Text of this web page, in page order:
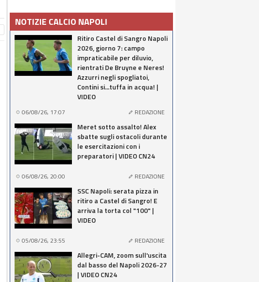
NOTIZIE CALCIO NAPOLI
Ritiro Castel di Sangro Napoli
2026, giorno 7: campo
impraticabile per diluvio,
rientrati De Bruyne e Neres!
Azzurri negli spogliatoi,
Contini si...tuffa in acqua! |
VIDEO
06/08/26, 17:07 REDAZIONE
Meret sotto assalto! Alex
sbatte sugli ostacoli durante
le esercitazioni con i
preparatori | VIDEO CN24
06/08/26, 20:00 REDAZIONE
SSC Napoli: serata pizza in
ritiro a Castel di Sangro! E
arriva la torta col "100" |
VIDEO
05/08/26, 23:55 REDAZIONE
Allegri-CAM, zoom sull'uscita
dal basso del Napoli 2026-27
| VIDEO CN24